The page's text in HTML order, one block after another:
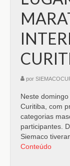
por
Neste
Curitiba, com
categorias
participantes.
Siemaco
Conteúdo